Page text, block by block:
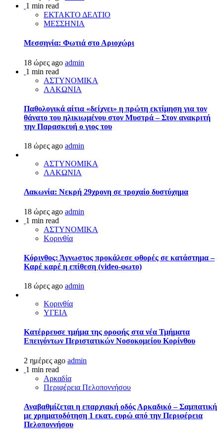
1 min read
ΕΚΤΑΚΤΟ ΔΕΛΤΙΟ
ΜΕΣΣΗΝΙΑ
Μεσσηνία: Φωτιά στο Αριοχώρι
18 ώρες ago admin
1 min read
ΑΣΤΥΝΟΜΙΚΑ
ΛΑΚΩΝΙΑ
Παθολογικά αίτια «δείχνει» η πρώτη εκτίμηση για τον
θάνατο του ηλικιωμένου στον Μυστρά – Στον ανακριτή
την Παρασκευή ο γιος του
18 ώρες ago admin
ΑΣΤΥΝΟΜΙΚΑ
ΛΑΚΩΝΙΑ
Λακωνία: Νεκρή 29χρονη σε τροχαίο δυστύχημα
18 ώρες ago admin
1 min read
ΑΣΤΥΝΟΜΙΚΑ
Κορινθία
Κόρινθος: Άγνωστος προκάλεσε φθορές σε κατάστημα –
Καρέ καρέ η επίθεση (video-φωτο)
18 ώρες ago admin
Κορινθία
ΥΓΕΙΑ
Kατέρρευσε τμήμα της οροφής στα νέα Τμήματα
Επειγόντων Περιστατικών Νοσοκομείου Κορίνθου
2 ημέρες ago admin
1 min read
Αρκαδία
Περιφέρεια Πελοποννήσου
Αναβαθμίζεται η επαρχιακή οδός Αρκαδικό – Σαμπατική
με χρηματοδότηση 1 εκατ. ευρώ από την Περιφέρεια
Πελοποννήσου